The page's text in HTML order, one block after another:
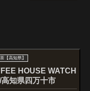
【高知県】
HOUSE WATCH
高知県四万十市